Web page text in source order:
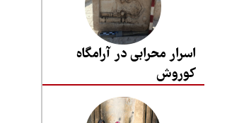
اسرار محرابی در آرامگاه
کوروش